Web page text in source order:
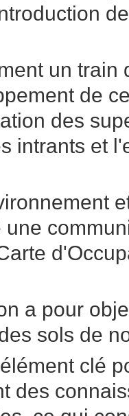
un train
de
des
intrants et
a pour
sols de
clé
des